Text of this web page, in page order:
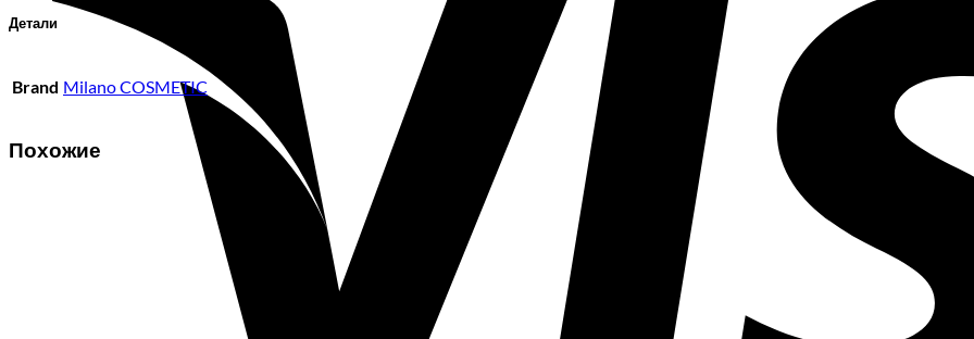
Детали
Brand Milano COSMETIC
Похожие